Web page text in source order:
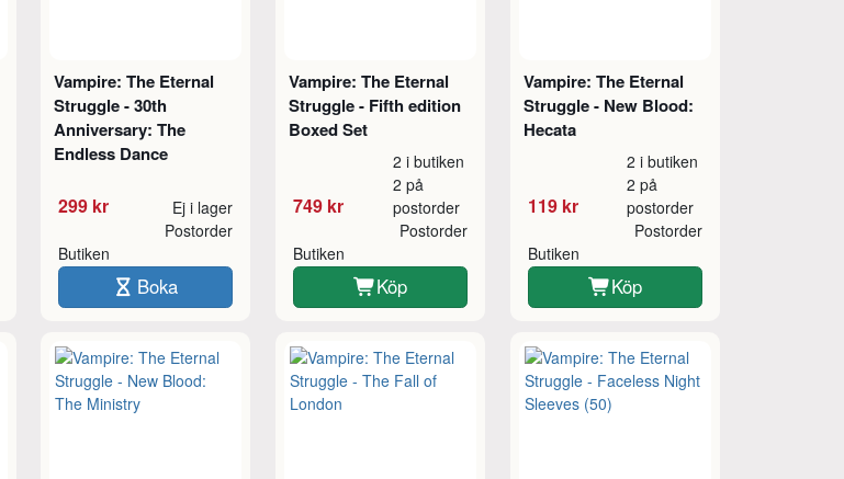
Vampire: The Eternal
Struggle - 30th
Anniversary: The
Endless Dance
299 kr Ej i lager
Butiken
Postorder
Boka
Vampire: The Eternal
Struggle - Fifth edition
Boxed Set
749 kr
2 i butiken
2 på
postorder
Butiken
Postorder
Köp
Vampire: The Eternal
Struggle - New Blood:
Hecata
119 kr
2 i butiken
2 på
postorder
Butiken
Postorder
Köp